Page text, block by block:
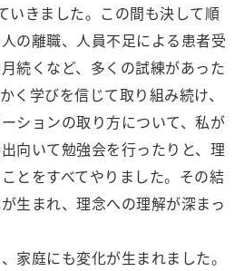
いきました。この間も決して順
の離職、人員不足による患者受
続くなど、多くの試練があった
く学びを信じて取り組み続け、
ションの取り方について、私が
向いて勉強会を行ったりと、理
とをすべてやりました。その結
生まれ、理念への理解が深まっ
家庭にも変化が生まれました。